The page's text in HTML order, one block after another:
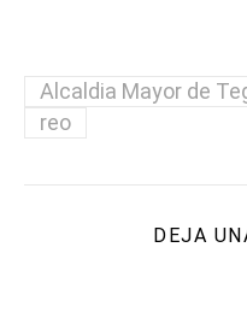
Alcaldia Mayor de
reo
DEJA